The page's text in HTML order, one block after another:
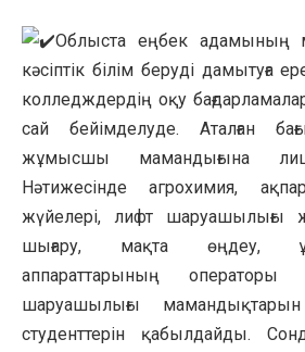
Облыста еңбек адамының
кәсіптік білім беруді дамытуға
колледждердің оқу
сай бейімделуде. Аталған
жұмысшы мамандығына
Нәтижесінде агрохимия,
жүйелері, лифт шаруашылығы
шығару, мақта өңдеу,
аппараттарының
шаруашылығы
студенттерін қабылдайды.